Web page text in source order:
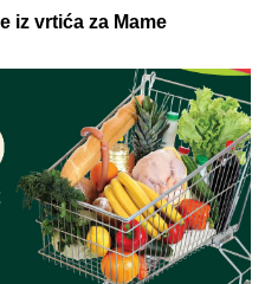
iz vrtića za Mame